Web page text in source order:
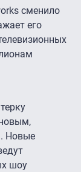
сменило
его
Новые
шоу